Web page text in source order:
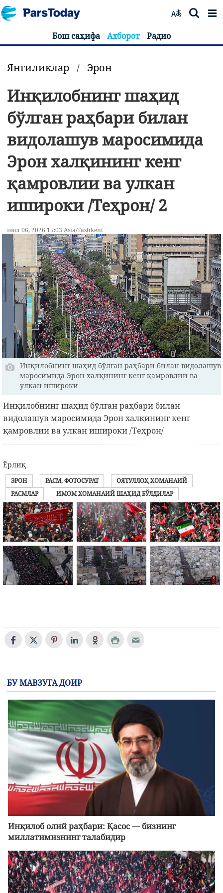
Бош саҳифа Ахборот Радио
Янгиликлар / Эрон
Инқилобнинг шаҳид
бўлган раҳбари билан
видолашув маросимида
Эрон халқининг кенг
қамровлии ва улкан
ишироки /Теҳрон/ 2
июл 06, 2026 15:03 Asia/Tashkent
Инқилобнинг шаҳид бўлган раҳбари билан видолашув
маросимида Эрон халқининг кенг қамровлии ва
улкан ишироки
Инқилобнинг шаҳид бўлган раҳбари билан
видолашув маросимида Эрон халқининг кенг
қамровлии ва улкан ишироки /Теҳрон/
Ёрлиқ
ЭРОН РАСМ, ФОТОСУРАТ
ОЯТУЛЛОҲ ХОМАНАИЙ
РАСМЛАР
ИМОМ ХОМАНАИЙ ШАҲИД БЎЛДИЛАР
БУ МАВЗУГА ДОИР
Инқилоб олий раҳбари: Қасос — бизнинг
миллатимизнинг талабидир